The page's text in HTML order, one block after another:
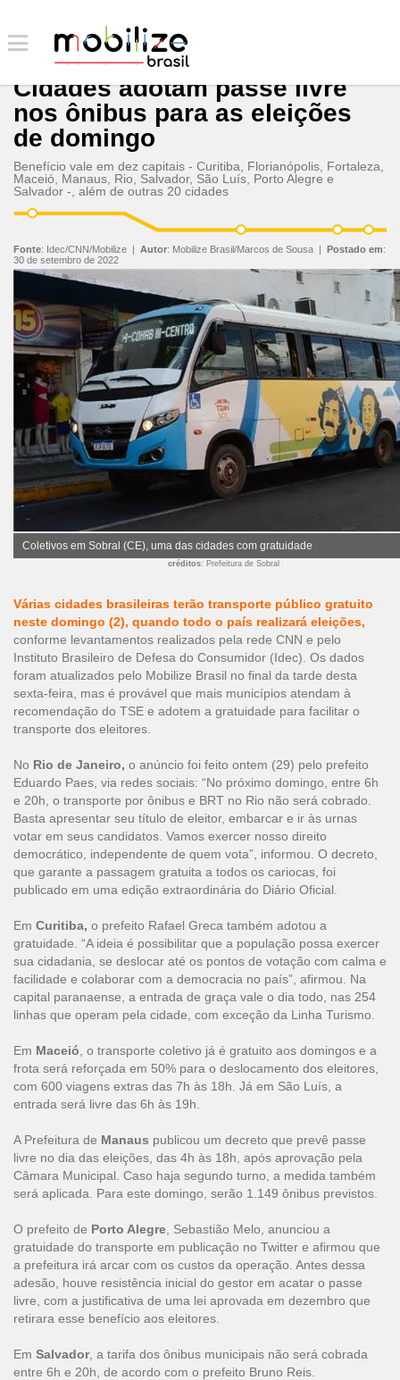
Cidades adotam passe livre
nos ônibus para as eleições
de domingo
Benefício vale em dez capitais - Curitiba, Florianópolis, Fortaleza,
Maceió, Manaus, Rio, Salvador, São Luís, Porto Alegre e
Salvador -, além de outras 20 cidades
Fonte: Idec/CNN/Mobilize | Autor: Mobilize Brasil/Marcos de Sousa | Postado em:
30 de setembro de 2022
Coletivos em Sobral (CE), uma das cidades com gratuidade
créditos: Prefeitura de Sobral
Várias cidades brasileiras terão transporte público gratuito
neste domingo (2), quando todo o país realizará eleições,
conforme levantamentos realizados pela rede CNN e pelo
Instituto Brasileiro de Defesa do Consumidor (Idec). Os dados
foram atualizados pelo Mobilize Brasil no final da tarde desta
sexta-feira, mas é provável que mais municípios atendam à
recomendação do TSE e adotem a gratuidade para facilitar o
transporte dos eleitores.
No Rio de Janeiro, o anúncio foi feito ontem (29) pelo prefeito
Eduardo Paes, via redes sociais: “No próximo domingo, entre 6h
e 20h, o transporte por ônibus e BRT no Rio não será cobrado.
Basta apresentar seu título de eleitor, embarcar e ir às urnas
votar em seus candidatos. Vamos exercer nosso direito
democrático, independente de quem vota”, informou. O decreto,
que garante a passagem gratuita a todos os cariocas, foi
publicado em uma edição extraordinária do Diário Oficial.
Em Curitiba, o prefeito Rafael Greca também adotou a
gratuidade. “A ideia é possibilitar que a população possa exercer
sua cidadania, se deslocar até os pontos de votação com calma e
facilidade e colaborar com a democracia no país”, afirmou. Na
capital paranaense, a entrada de graça vale o dia todo, nas 254
linhas que operam pela cidade, com exceção da Linha Turismo.
Em Maceió , o transporte coletivo já é gratuito aos domingos e a
frota será reforçada em 50% para o deslocamento dos eleitores,
com 600 viagens extras das 7h às 18h. Já em São Luís, a
entrada será livre das 6h às 19h.
A Prefeitura de Manaus publicou um decreto que prevê passe
livre no dia das eleições, das 4h às 18h, após aprovação pela
Câmara Municipal. Caso haja segundo turno, a medida também
será aplicada. Para este domingo, serão 1.149 ônibus previstos.
O prefeito de Porto Alegre , Sebastião Melo, anunciou a
gratuidade do transporte em publicação no Twitter e afirmou que
a prefeitura irá arcar com os custos da operação. Antes dessa
adesão, houve resistência inicial do gestor em acatar o passe
livre, com a justificativa de uma lei aprovada em dezembro que
retirara esse benefício aos eleitores.
Em Salvador, a tarifa dos ônibus municipais não será cobrada
entre 6h e 20h, de acordo com o prefeito Bruno Reis.